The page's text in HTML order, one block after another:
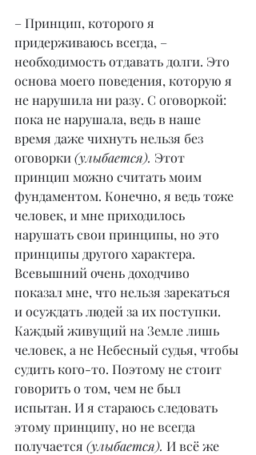
– Принцип, которого я
придерживаюсь всегда, –
необходимость отдавать долги. Это
основа моего поведения, которую я
не нарушила ни разу. С оговоркой:
пока не нарушала, ведь в наше
время даже чихнуть нельзя без
оговорки (улыбается). Этот
принцип можно считать моим
фундаментом. Конечно, я ведь тоже
человек, и мне приходилось
нарушать свои принципы, но это
принципы другого характера.
Всевышний очень доходчиво
показал мне, что нельзя зарекаться
и осуждать людей за их поступки.
Каждый живущий на Земле лишь
человек, а не Небесный судья, чтобы
судить кого-то. Поэтому не стоит
говорить о том, чем не был
испытан. И я стараюсь следовать
этому принципу, но не всегда
получается (улыбается). И всё же